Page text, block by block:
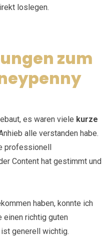
loslegen.
zum
es waren viele kurze
alle verstanden habe.
professionell
Content hat gestimmt und
haben, konnte ich
einen richtig guten
generell wichtig.